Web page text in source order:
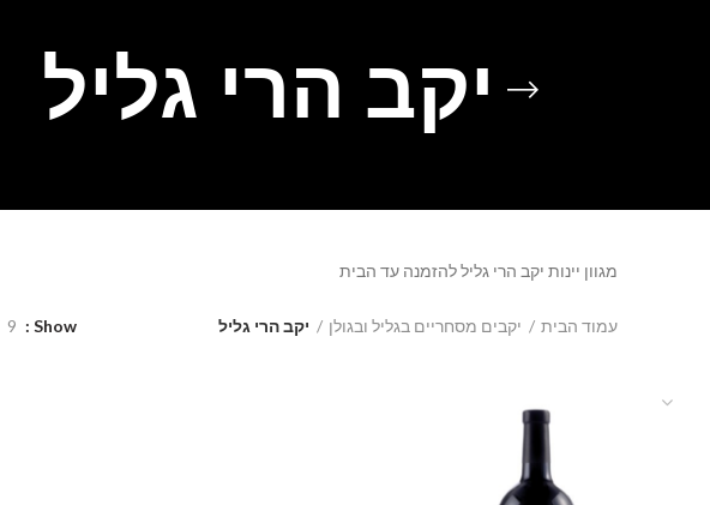
יקב הרי גליל
מגוון יינות יקב הרי גליל להזמנה עד הבית
עמוד הבית יקבים מסחריים בגליל ובגולן יקב הרי גליל Show
9